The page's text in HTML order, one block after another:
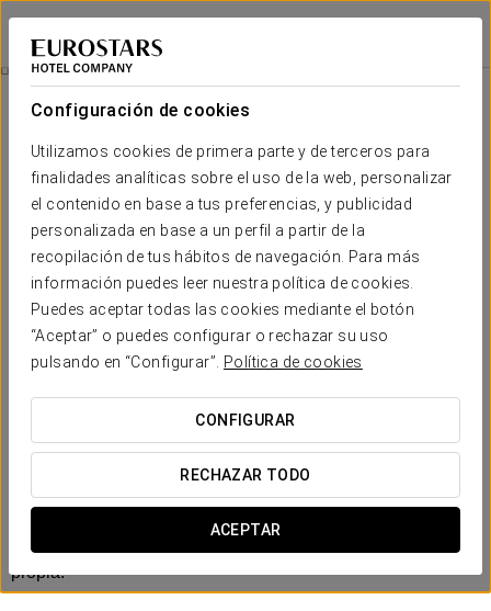
Configuración de cookies
Utilizamos cookies de primera parte y de terceros para
finalidades analíticas sobre el uso de la web, personalizar
el contenido en base a tus preferencias, y publicidad
personalizada en base a un perfil a partir de la
recopilación de tus hábitos de navegación. Para más
información puedes leer nuestra política de cookies.
Puedes aceptar todas las cookies mediante el botón
“Aceptar” o puedes configurar o rechazar su uso
pulsando en “Configurar”.
Política de cookies
CONFIGURAR
RECHAZAR TODO
ACEPTAR
Exe Boston
ZARAGOZA
Experiencia Gastronómica Km.0
30 € persona y día
Experiencia gastronómica Km.0
Sabores locales, ingredientes de cercanía y recetas que
rinden homenaje al territorio.
Desde el Exe Boston hemos diseñadoesta experiencia
con productos de proximidad, seleccionados
cuidadosamente para ofrecerte una cena con identidad
propia.